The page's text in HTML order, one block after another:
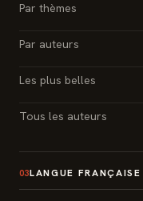
Par thèmes
Par auteurs
Les plus belles
Tous les auteurs
03LANGUE FRANÇAISE